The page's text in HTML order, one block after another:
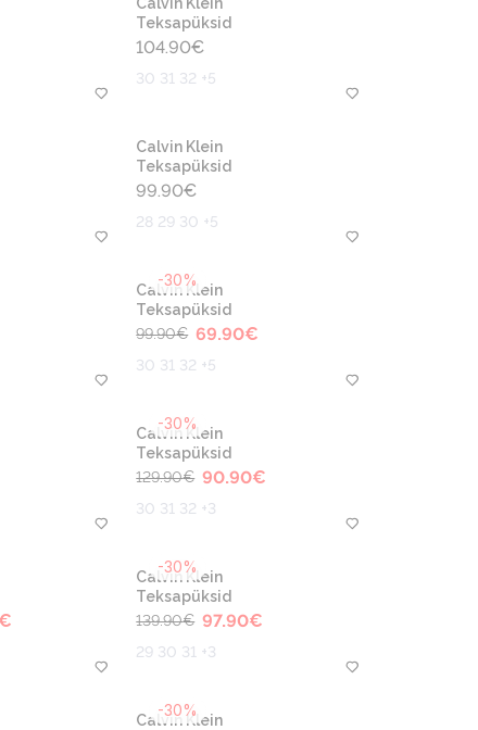
Teksapüksid
104.90€
30 31 32 +5
Calvin Klein
Teksapüksid
99.90€
28 29 30 +5
-30%
Calvin Klein
Teksapüksid
99.90€ 69.90€
30 31 32 +5
-30%
Calvin Klein
Teksapüksid
129.90€ 90.90€
30 31 32 +3
-30%
Calvin Klein
Teksapüksid
139.90€ 97.90€
29 30 31 +3
-30%
Calvin Klein